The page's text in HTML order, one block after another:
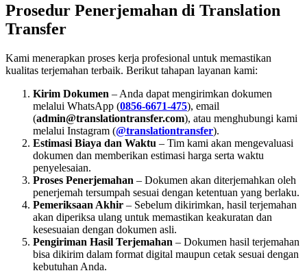
Prosedur Penerjemahan di Translation
Transfer
Kami menerapkan proses kerja profesional untuk memastikan
kualitas terjemahan terbaik. Berikut tahapan layanan kami:
Kirim Dokumen – Anda dapat mengirimkan dokumen
melalui WhatsApp (0856-6671-475), email
(admin@translationtransfer.com), atau menghubungi kami
melalui Instagram (@translationtransfer).
Estimasi Biaya dan Waktu – Tim kami akan mengevaluasi
dokumen dan memberikan estimasi harga serta waktu
penyelesaian.
Proses Penerjemahan – Dokumen akan diterjemahkan oleh
penerjemah tersumpah sesuai dengan ketentuan yang berlaku.
Pemeriksaan Akhir – Sebelum dikirimkan, hasil terjemahan
akan diperiksa ulang untuk memastikan keakuratan dan
kesesuaian dengan dokumen asli.
Pengiriman Hasil Terjemahan – Dokumen hasil terjemahan
bisa dikirim dalam format digital maupun cetak sesuai dengan
kebutuhan Anda.